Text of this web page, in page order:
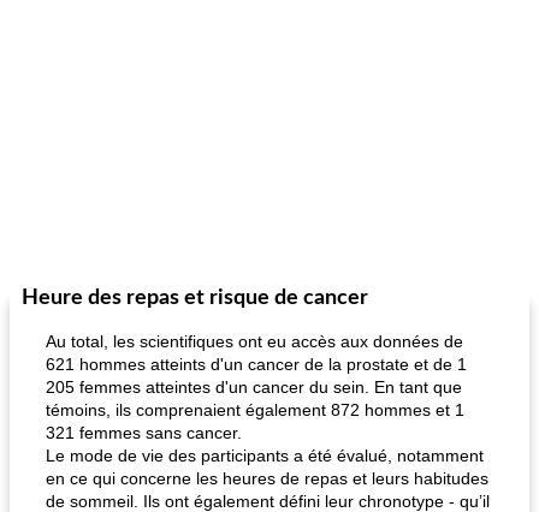
Heure des repas et risque de cancer
Au total, les scientifiques ont eu accès aux données de
621 hommes atteints d'un cancer de la prostate et de 1
205 femmes atteintes d'un cancer du sein. En tant que
témoins, ils comprenaient également 872 hommes et 1
321 femmes sans cancer.
Le mode de vie des participants a été évalué, notamment
en ce qui concerne les heures de repas et leurs habitudes
de sommeil. Ils ont également défini leur chronotype - qu’il